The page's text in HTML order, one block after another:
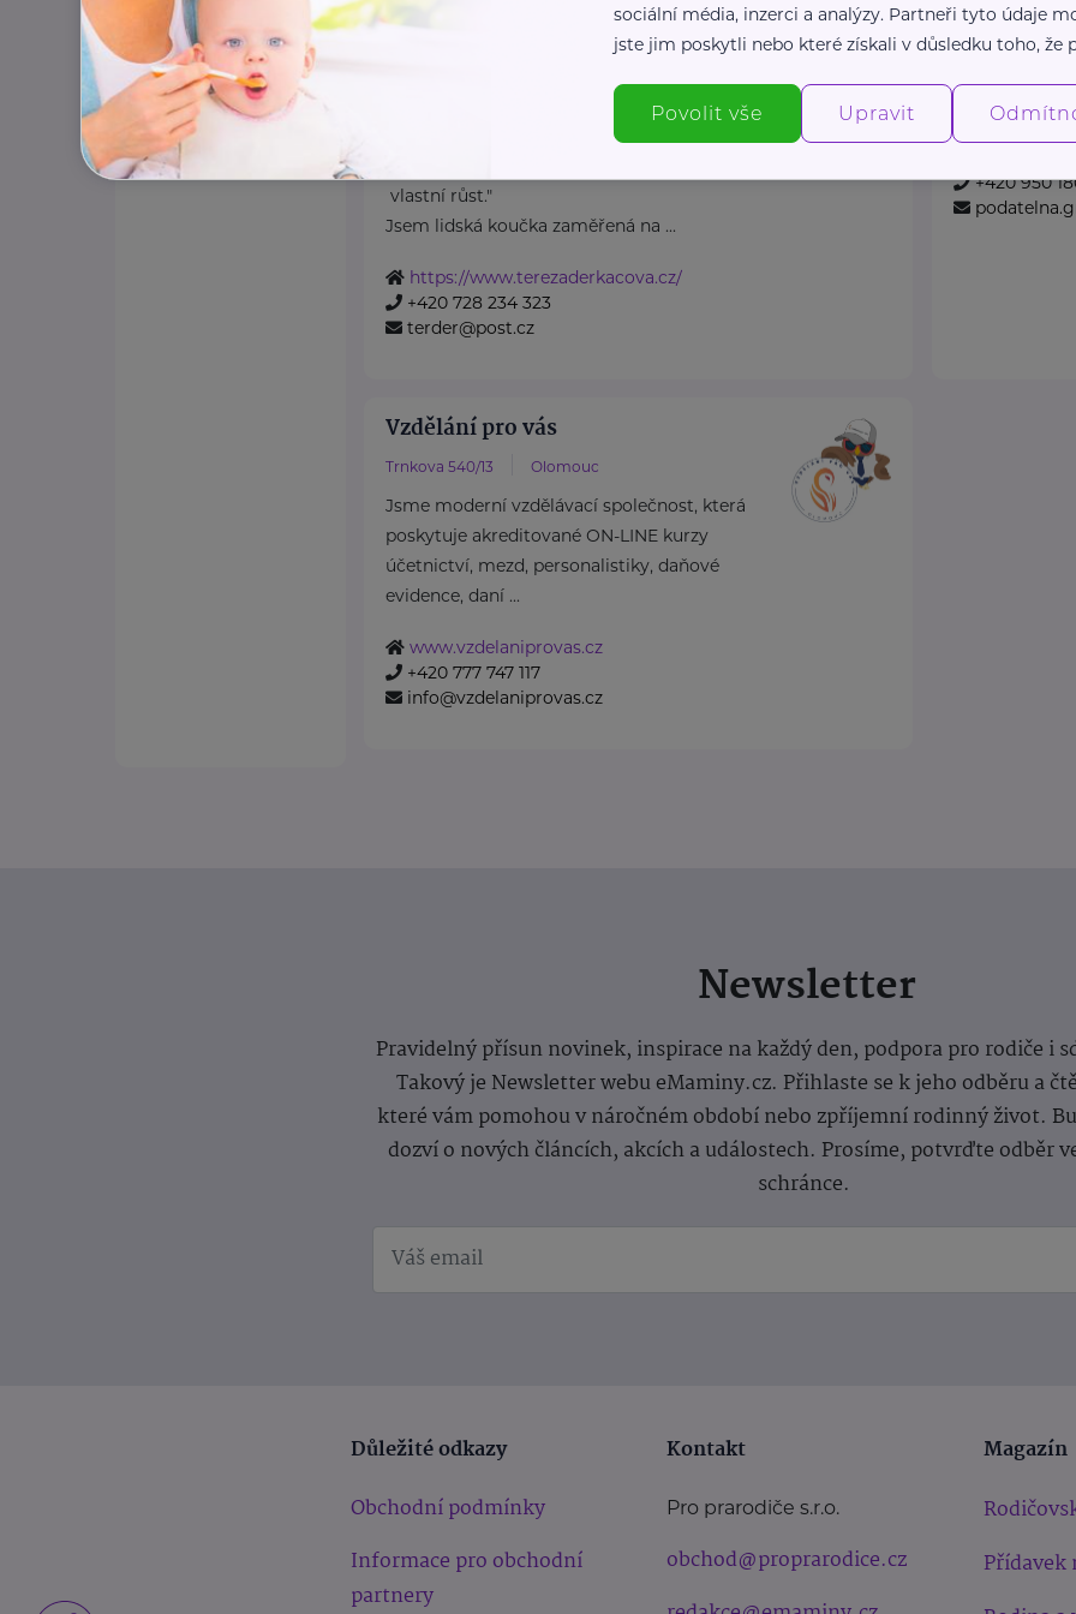
Tereza Derkačová
"Věřím, že ti, kteří pomáhají,
vlastní růst."
Jsem lidská koučka zaměřená na ...
https://www.terezaderkacova.cz/
+420 728 234 323
terder@post.cz
Úřad
Pro výběr
+420 950
Vzdělání pro vás
Trnkova 540/13 Olomouc
Jsme moderní vzdělávací společnost, která
poskytuje akreditované ON-LINE kurzy
účetnictví, mezd, personalistiky, daňové
evidence, daní ...
www.vzdelaniprovas.cz
+420 777 747 117
info@vzdelaniprovas.cz
Newsletter
Pravidelný přísun novinek, inspirace na každý den, podpora pro rodiče i
Takový je Newsletter webu eMaminy.cz. Přihlaste se k jeho odběru a
které vám pomohou v náročném období nebo zpříjemní rodinný život.
dozví o nových článcích, akcích a událostech. Prosíme, potvrďte odběr
schránce.
Důležité odkazy
Obchodní podmínky
Informace pro obchodní
partnery
Kontakt
Pro prarodiče s.r.o.
obchod@proprarodice.cz
Magazín
Přídavek
sociální média, inzerci a analýzy. Partneři tyto údaje
jste jim poskytli nebo které získali v důsledku toho, že
Povolit vše Upravit